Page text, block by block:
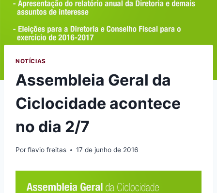
NOTÍCIAS
Assembleia Geral da
Ciclocidade acontece
no dia 2/7
Porflavio freitas 17 de junho de 2016